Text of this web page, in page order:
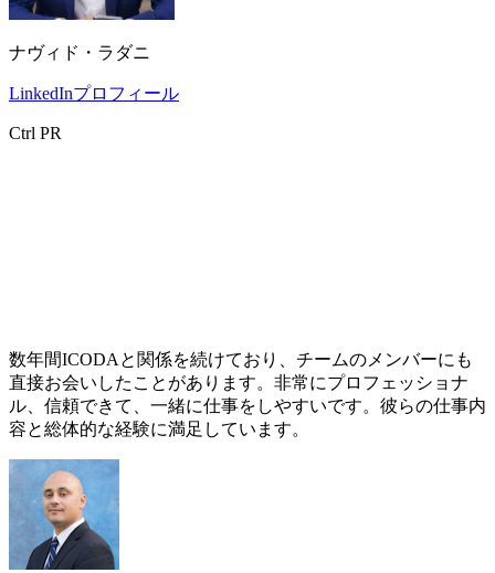
ナヴィド・ラダニ
LinkedInプロフィール
Ctrl PR
数年間ICODAと関係を続けており、チームのメンバーにも
直接お会いしたことがあります。非常にプロフェッショナ
ル、信頼できて、一緒に仕事をしやすいです。彼らの仕事内
容と総体的な経験に満足しています。